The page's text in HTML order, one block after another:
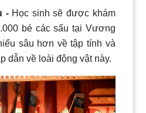
-Học sinh sẽ được khám
bé các sấu tại Vương
sâu hơn về tập tính và
dẫn về loài động vật này.